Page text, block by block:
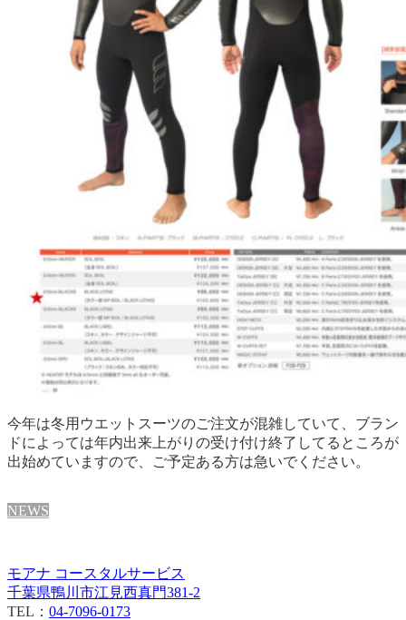
今年は冬用ウエットスーツのご注文が混雑していて、ブラン
ドによっては年内出来上がりの受け付け終了してるところが
出始めていますので、ご予定ある方は急いでください。
NEWS
モアナ コースタルサービス
千葉県鴨川市江見西真門381-2
TEL： 04-7096-0173